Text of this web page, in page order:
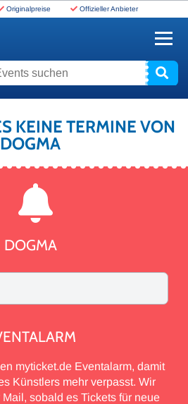
Originalpreise Offizieller Anbieter
suchen
KEINE TERMINE VON
DOGMA
DOGMA
myticket.de Eventalarm, damit
Künstlers mehr verpasst. Wir
sobald es Tickets für neue